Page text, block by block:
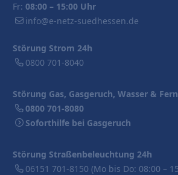
Fr: 08:00 – 15:00 Uhr
info@e-netz-suedhessen.de
Störung Strom 24h
0800 701-8040
Störung Gas, Gasgeruch, Wasser &
0800 701-8080
Soforthilfe bei Gasgeruch
Störung Straßenbeleuchtung 24h
06151 701-8150 (Mo bis Do: 08:00 –